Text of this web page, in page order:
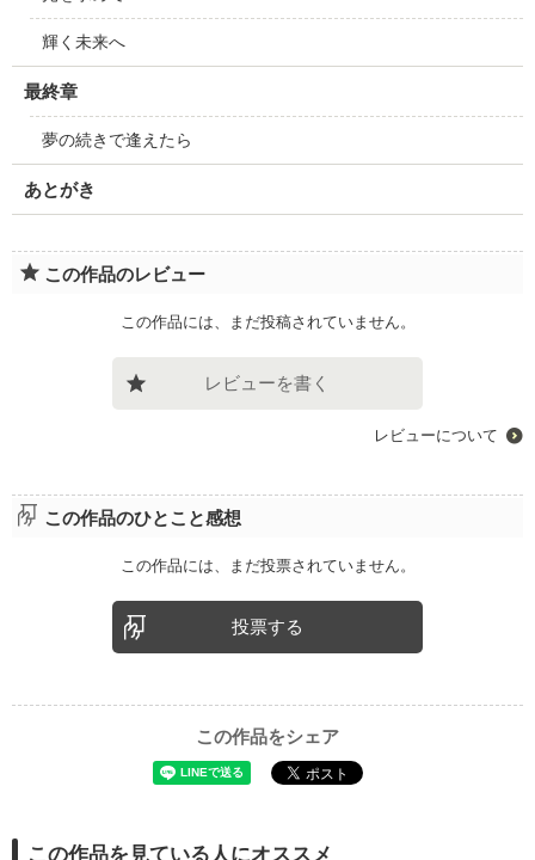
輝く未来へ
最終章
夢の続きで逢えたら
あとがき
この作品のレビュー
この作品には、まだ投稿されていません。
レビューを書く
レビューについて
この作品のひとこと感想
この作品には、まだ投票されていません。
投票する
この作品をシェア
この作品を見ている人にオススメ